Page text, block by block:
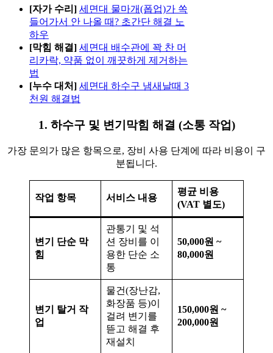
[자가 수리] 세면대 물마개(폽업)가 쏙
들어가서 안 나올 때? 초간단 해결 노
하우
[막힘 해결] 세면대 배수관에 꽉 찬 머
리카락, 약품 없이 깨끗하게 제거하는
법
[누수 대처] 세면대 하수구 냄새날때 3
천원 해결법
1. 하수구 및 변기막힘 해결 (소통 작업)
가장 문의가 많은 항목으로, 장비 사용 단계에 따라 비용이 구
분됩니다.
작업 항목 서비스 내용
평균 비용
(VAT 별도)
변기 단순 막
힘
관통기 및 석
션 장비를 이
용한 단순 소
통
50,000원 ~
80,000원
변기 탈거 작
업
물건(장난감,
화장품 등)이
걸려 변기를
뜯고 해결 후
재설치
150,000원 ~
200,000원